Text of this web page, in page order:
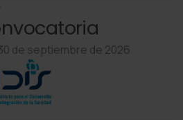
de septiembre de 2026